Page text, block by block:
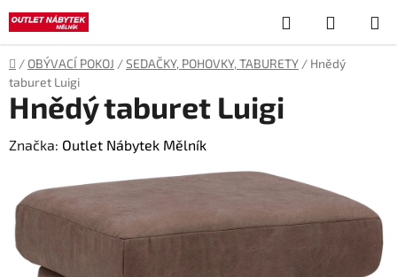
Přejít
na
obsah
Hledat
KOŠÍK
Domů
/ OBÝVACÍ POKOJ /SEDAČKY, POHOVKY, TABURETY / Hnědý
taburet Luigi
Hnědý taburet Luigi
Značka: Outlet Nábytek Mělník